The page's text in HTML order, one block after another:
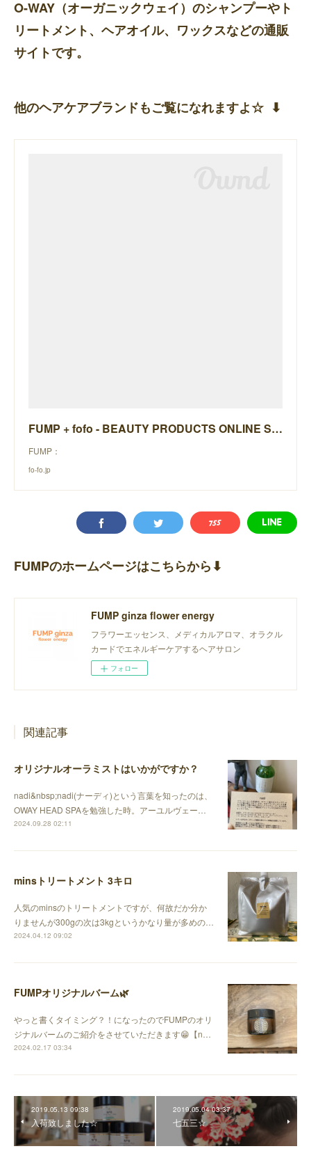
O-WAY（オーガニックウェイ）のシャンプーやト
リートメント、ヘアオイル、ワックスなどの通販
サイトです。
他のヘアケアブランドもご覧になれますよ☆ ⬇︎
FUMP + fofo - BEAUTY PRODUCTS ONLINE STORE -
FUMP：
fo-fo.jp
FUMPのホームページはこちらから⬇︎
FUMP ginza flower energy
フラワーエッセンス、メディカルアロマ、オラクル
カードでエネルギーケアするヘアサロン
フォロー
関連記事
オリジナルオーラミストはいかがですか？
nadi&nbsp;nadi(ナーディ)という言葉を知ったのは、
OWAY HEAD SPAを勉強した時。アーユルヴェー…
2024.09.28 02:11
minsトリートメント 3キロ
人気のminsのトリートメントですが、何故だか分か
りませんが300gの次は3kgというかなり量が多めの…
2024.04.12 09:02
FUMPオリジナルバーム🌿
やっと書くタイミング？！になったのでFUMPのオリ
ジナルバームのご紹介をさせていただきます😁【n…
2024.02.17 03:34
2019.05.13 09:38
入荷致しました☆
2019.05.04 03:37
七五三☆